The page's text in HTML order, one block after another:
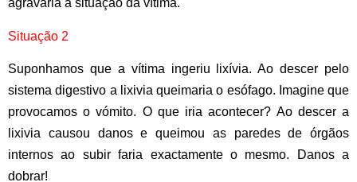
agravaria a situação da vítima.
Situação 2
Suponhamos que a vítima ingeriu lixívia. Ao descer pelo
sistema digestivo a lixivia queimaria o esófago. Imagine que
provocamos o vómito. O que iria acontecer? Ao descer a
lixivia causou danos e queimou as paredes de órgãos
internos ao subir faria exactamente o mesmo.
Danos a
dobrar!